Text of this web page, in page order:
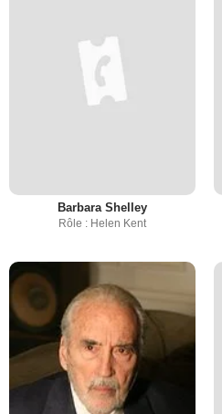
Barbara Shelley
Rôle : Helen Kent